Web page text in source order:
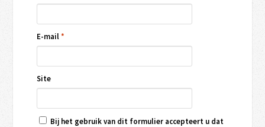
E-mail*
Site
Bij het gebruik van dit formulier accepteert u dat